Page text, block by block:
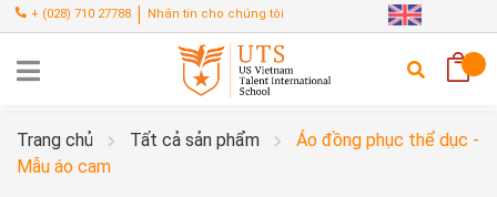
+ (028) 710 27788 | Nhắn tin cho chúng tôi
Trang chủ Tất cả sản phẩm
Áo đồng phục thể dục -
Mẫu áo cam